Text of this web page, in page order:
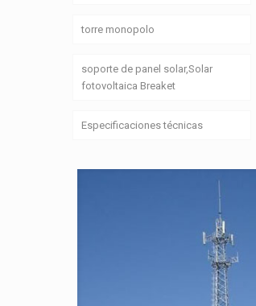
torre monopolo
soporte de panel solar,Solar
fotovoltaica Breaket
Especificaciones técnicas